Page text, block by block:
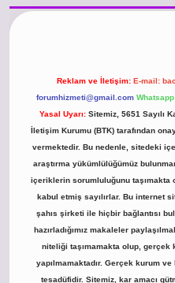
Reklam ve İletişim: E-mail:
forumhizmeti@gmail.com
Yasal Uyarı: Sitemiz, 5651 Sayılı
İletişim Kurumu (BTK) tarafından
vermektedir. Bu nedenle, sitedeki
araştırma yükümlülüğümüz
içeriklerin sorumluluğunu
kabul etmiş sayılırlar. Bu internet
şahıs şirketi ile hiçbir bağlantısı
hazırladığımız makaleler
niteliği taşımamakta olup, gerçek
yapılmamaktadır. Gerçek kurum
tesadüfidir. Sitemiz, kar amacı